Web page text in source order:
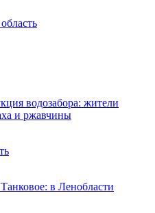
водозабора: жители
и ржавчины
в Ленобласти